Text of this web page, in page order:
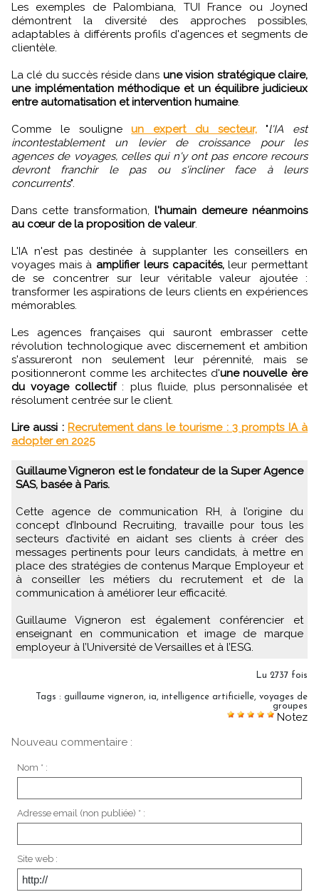
Les exemples de Palombiana, TUI France ou Joyned
démontrent la diversité des approches possibles,
adaptables à différents profils d'agences et segments de
clientèle.
La clé du succès réside dans une vision stratégique claire,
une implémentation méthodique et un équilibre judicieux
entre automatisation et intervention humaine.
Comme le souligneun expert du secteur,"l'IA est
incontestablement un levier de croissance pour les
agences de voyages, celles qui n'y ont pas encore recours
devront franchir le pas ou s'incliner face à leurs
concurrents".
Dans cette transformation, l'humain demeure néanmoins
au cœur de la proposition de valeur.
L'IA n'est pas destinée à supplanter les conseillers en
voyages mais à amplifier leurs capacités,leur permettant
de se concentrer sur leur véritable valeur ajoutée :
transformer les aspirations de leurs clients en expériences
mémorables.
Les agences françaises qui sauront embrasser cette
révolution technologique avec discernement et ambition
s'assureront non seulement leur pérennité, mais se
positionneront comme les architectes d'une nouvelle ère
du voyage collectif: plus fluide, plus personnalisée et
résolument centrée sur le client.
Lire aussi : Recrutement dans le tourisme : 3 prompts IA à
adopter en 2025
Guillaume Vigneron est le fondateur de la Super Agence
SAS, basée à Paris.
Cette agence de communication RH, à l’origine du
concept d’Inbound Recruiting, travaille pour tous les
secteurs d’activité en aidant ses clients à créer des
messages pertinents pour leurs candidats, à mettre en
place des stratégies de contenus Marque Employeur et
à conseiller les métiers du recrutement et de la
communication à améliorer leur efficacité.
Guillaume Vigneron est également conférencier et
enseignant en communication et image de marque
employeur à l’Université de Versailles et à l’ESG.
Lu 2737 fois
Tags : guillaume vigneron, ia, intelligence artificielle, voyages de
groupes
Notez
Nouveau commentaire :
Nom * :
Adresse email (non publiée) * :
Site web :